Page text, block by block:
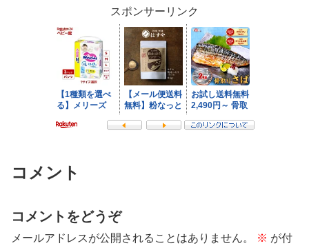
スポンサーリンク
コメント
コメントをどうぞ
メールアドレスが公開されることはありません。 ※ が付